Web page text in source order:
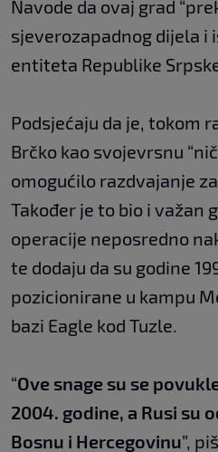
Navode da ovaj grad
sjeverozapadnog dijela i
entiteta Republike
Podsjećaju da je, tokom
Brčko kao svojevrsnu
omogućilo razdvajanje
Također je to bio i važan
operacije neposredno
te dodaju da su godine
pozicionirane u kampu
bazi Eagle kod Tuzle.
“Ove snage su se
2004. godine, a Rusi su
Bosnu i Hercegovinu”,